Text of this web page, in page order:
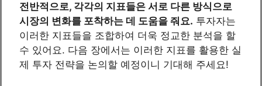
전반적으로, 각각의 지표들은 서로 다른 방식으로
시장의 변화를 포착하는 데 도움을 줘요. 투자자는
이러한 지표들을 조합하여 더욱 정교한 분석을 할
수 있어요. 다음 장에서는 이러한 지표를 활용한 실
제 투자 전략을 논의할 예정이니 기대해 주세요!